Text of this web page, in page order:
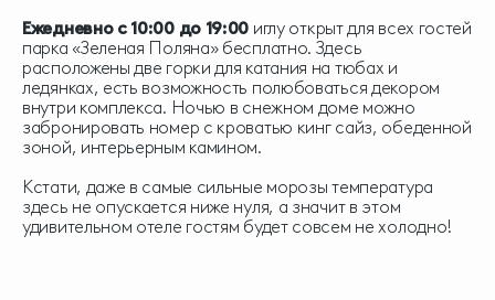
Ежедневно с 10:00 до 19:00 иглу открыт для всех гостей
парка «Зеленая Поляна» бесплатно. Здесь
расположены две горки для катания на тюбах и
ледянках, есть возможность полюбоваться декором
внутри комплекса. Ночью в снежном доме можно
забронировать номер c кроватью кинг сайз, обеденной
зоной, интерьерным камином.
Кстати, даже в самые сильные морозы температура
здесь не опускается ниже нуля, а значит в этом
удивительном отеле гостям будет совсем не холодно!